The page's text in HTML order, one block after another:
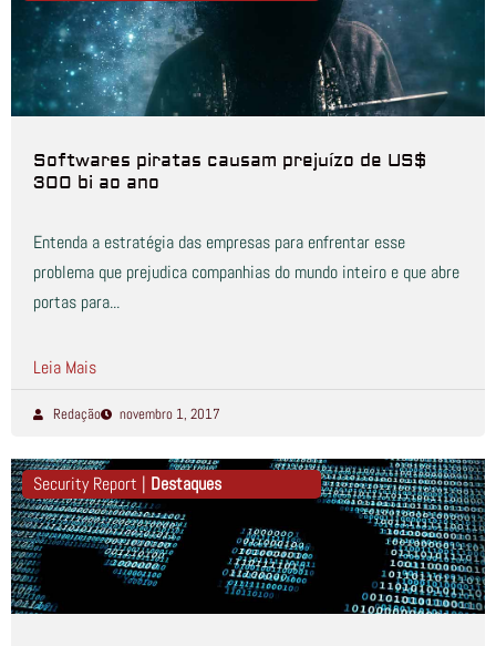
Softwares piratas causam prejuízo de US$
300 bi ao ano
Entenda a estratégia das empresas para enfrentar esse
problema que prejudica companhias do mundo inteiro e que abre
portas para...
Leia Mais
Redação novembro 1, 2017
Security Report | Destaques